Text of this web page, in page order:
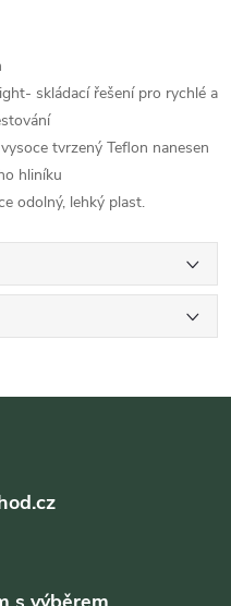
skládací řešení pro rychlé a
tvrzený Teflon nanesen
hliníku
odolný, lehký plast.